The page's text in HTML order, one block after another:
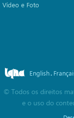
Vídeo e Foto
English.
© Todos os direitos
e o uso do